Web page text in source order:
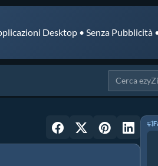
Desktop • Senza Pubblicità